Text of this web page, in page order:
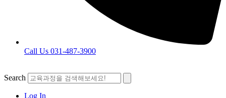
Call Us 031-487-3900
Search
Log In